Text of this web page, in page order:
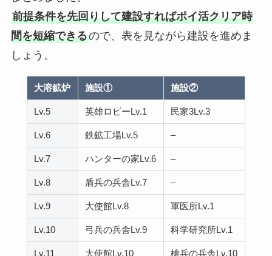
前提条件を先回りして建設すればポイ活クリア時
間を短縮できるので、表を見ながら建設を進めま
しょう。
大溶鉱炉 施設① 施設②
Lv.5 英雄ロビーLv.1 民家3Lv.3
Lv.6 鉄鉱工場Lv.5 –
Lv.7 ハンターの家Lv.6 –
Lv.8 盾兵の兵舎Lv.7 –
Lv.9 大使館Lv.8 軍医所Lv.1
Lv.10 弓兵の兵舎Lv.9 科学研究所Lv.1
Lv.11 大使館Lv.10 槍兵の兵舎Lv.10